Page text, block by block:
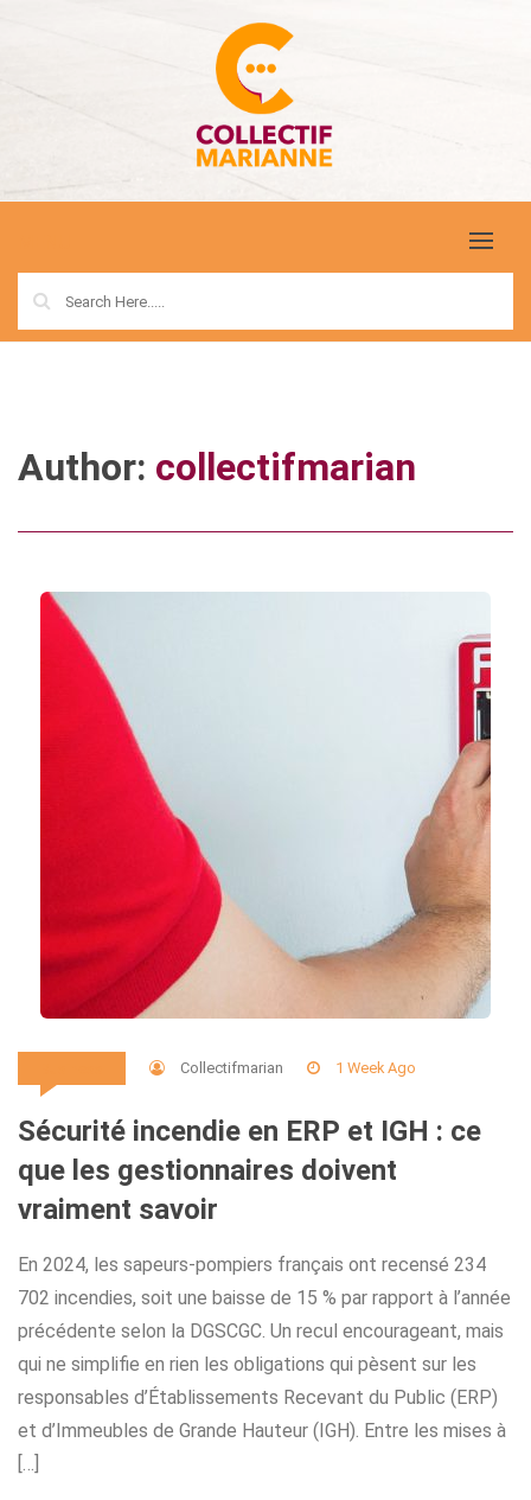
Author: collectifmarian
Collectifmarian 1 Week Ago
Sécurité incendie en ERP et IGH : ce
que les gestionnaires doivent
vraiment savoir
En 2024, les sapeurs-pompiers français ont recensé 234
702 incendies, soit une baisse de 15 % par rapport à l’année
précédente selon la DGSCGC. Un recul encourageant, mais
qui ne simplifie en rien les obligations qui pèsent sur les
responsables d’Établissements Recevant du Public (ERP)
et d’Immeubles de Grande Hauteur (IGH). Entre les mises à
[…]